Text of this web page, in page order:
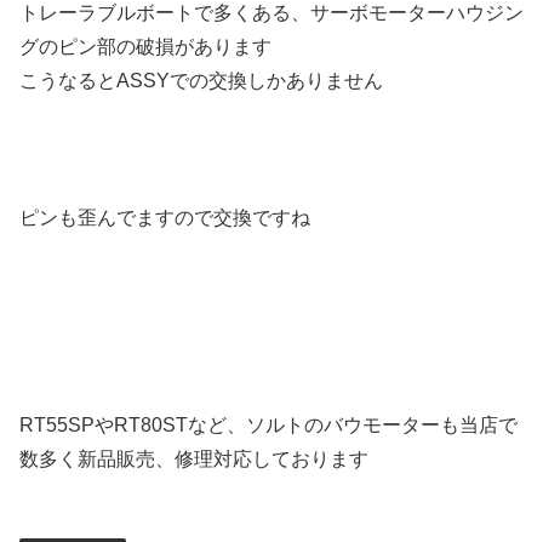
トレーラブルボートで多くある、サーボモーターハウジン
グのピン部の破損があります
こうなるとASSYでの交換しかありません
ピンも歪んでますので交換ですね
RT55SPやRT80STなど、ソルトのバウモーターも当店で
数多く新品販売、修理対応しております